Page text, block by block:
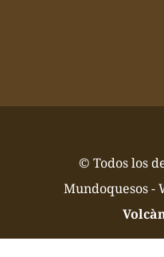
© Todos los
Mundoquesos -